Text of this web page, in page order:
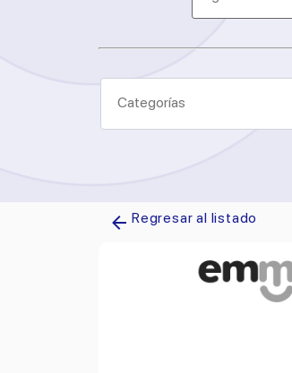
Regresar al listado